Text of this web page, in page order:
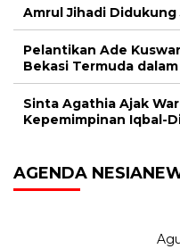
Amrul Jihadi
Pelantikan Ade
Bekasi Termuda
Sinta Agathia Ajak
Kepemimpinan Iqbal-
AGENDA